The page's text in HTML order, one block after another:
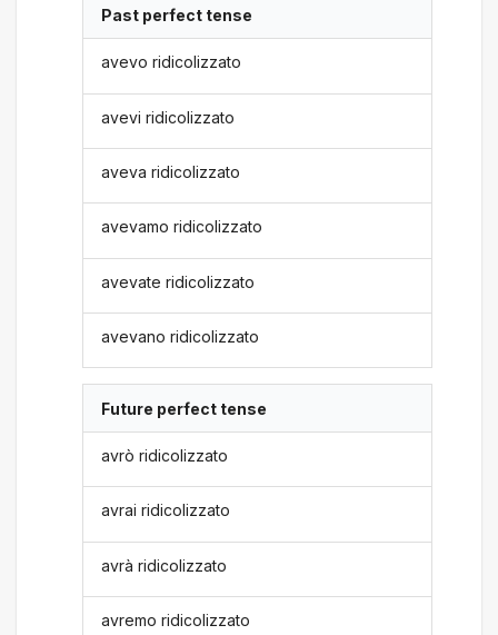
Past perfect tense
avevo ridicolizzato
avevi ridicolizzato
aveva ridicolizzato
avevamo ridicolizzato
avevate ridicolizzato
avevano ridicolizzato
Future perfect tense
avrò ridicolizzato
avrai ridicolizzato
avrà ridicolizzato
avremo ridicolizzato